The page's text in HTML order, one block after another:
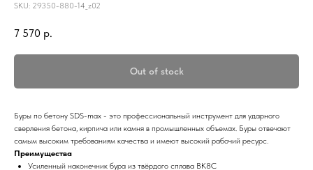
SKU: 29350-880-14_z02
7 570 р.
Out of stock
Буры по бетону SDS-max - это профессиональный инструмент для ударного
сверления бетона, кирпича или камня в промышленных объемах. Буры отвечают
самым высоким требованиям качества и имеют высокий рабочий ресурс.
Преимущества
Усиленный наконечник бура из твёрдого сплава ВК8С